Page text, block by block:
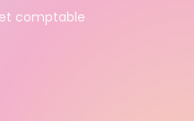
comptable